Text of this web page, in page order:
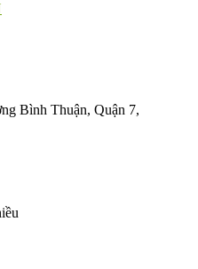
Bình Thuận, Quận 7,